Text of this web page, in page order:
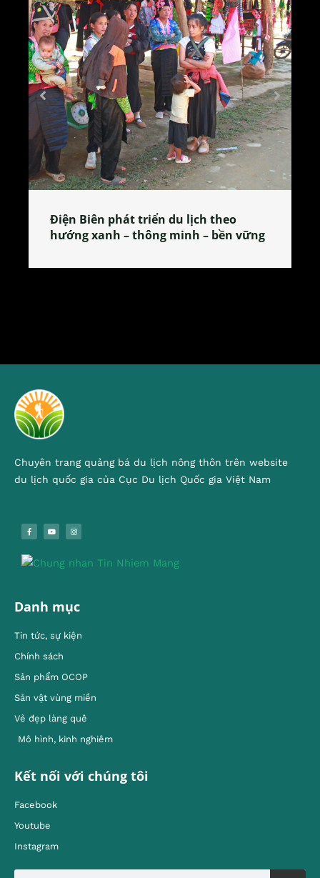
Làng làm bánh tẻ Phú Nhi – nơi lan
tỏa đặc sản xứ Đoài
Chuyên trang quảng bá du lịch nông thôn trên website
du lịch quốc gia của Cục Du lịch Quốc gia Việt Nam
Danh mục
Tin tức, sự kiện
Chính sách
Sản phẩm OCOP
Sản vật vùng miền
Vẻ đẹp làng quê
Mô hình, kinh nghiêm
Kết nối với chúng tôi
Facebook
Youtube
Instagram